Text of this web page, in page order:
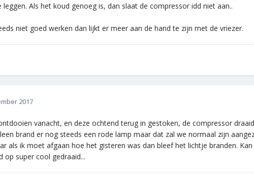
Als het koud genoeg is, dan slaat de compressor idd niet aan..
niet goed werken dan lijkt er meer aan de hand te zijn met de vriezer.
2017
vanacht, en deze ochtend terug in gestoken, de compressor
brand er nog steeds een rode lamp maar dat zal we normaal zijn
als ik moet afgaan hoe het gisteren was dan bleef het lichtje branden.
op super cool gedraaid...